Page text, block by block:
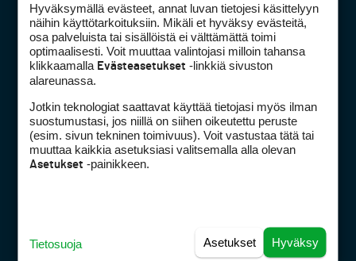
Golfpiste mediakortti
Golfpisteen yhteystiedot
DSA avoimuusraportti
Asiakaspalvelu
(digi) digi@otavamedia.fi
Hyväksymällä evästeet, annat luvan tietojesi käsittelyyn
näihin käyttötarkoituksiin. Mikäli et hyväksy evästeitä,
osa palveluista tai sisällöistä ei välttämättä toimi
optimaalisesti. Voit muuttaa valintojasi milloin tahansa
klikkaamalla Evästeasetukset -linkkiä sivuston
alareunassa.
Jotkin teknologiat saattavat käyttää tietojasi myös ilman
suostumustasi, jos niillä on siihen oikeutettu peruste
(esim. sivun tekninen toimivuus). Voit vastustaa tätä tai
muuttaa kaikkia asetuksiasi valitsemalla alla olevan
Asetukset -painikkeen.
Hyväksy
Asetukset
Tietosuoja